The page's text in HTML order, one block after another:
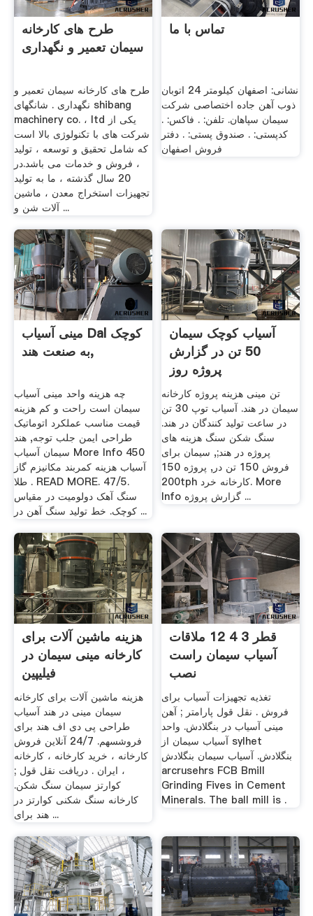
طرح های کارخانه
سیمان تعمیر و نگهداری
طرح های کارخانه سیمان تعمیر و
نگهداری . شانگهای shibang
machinery co. ، ltd یکی از
شرکت های با تکنولوژی بالا است
که شامل تحقیق و توسعه ، تولید
، فروش و خدمات می باشد.در
20 سال گذشته ، ما به تولید
تجهیزات استخراج معدن ، ماشین
آلات شن و ...
تماس با ما
نشانی: اصفهان کیلومتر 24 اتوبان
ذوب آهن جاده اختصاصی شرکت
سیمان سپاهان. تلفن: . فاکس: .
کدپستی: . صندوق پستی: . دفتر
فروش اصفهان
مینی آسیاب Dal کوچک
به صنعت هند,
چه هزینه واحد مینی آسیاب
سیمان است راحت و کم هزینه
قیمت مناسب عملکرد اتوماتیک
طراحی ایمن جلب توجه, هند
سیمان آسیاب More Info 450
آسیاب هزینه کمربند مکانیزم گاز
طلا . READ MORE. 47/5.
سنگ آهک دولومیت در مقیاس
کوچک. خط تولید سنگ آهن در ...
آسیاب کوچک سیمان
50 تن در گزارش
پروژه روز
تن مینی هزینه پروژه کارخانه
سیمان در هند. آسیاب توپ 30 تن
در ساعت تولید کنندگان در هند.
سنگ شکن سنگ هزینه های
پروژه در هند;, سیمان برای
فروش 150 تن در, پروژه 150
200tph کارخانه خرد. More
Info گزارش پروژه ...
هزینه ماشین آلات برای
کارخانه مینی سیمان در
فیلیپین
هزینه ماشین آلات برای کارخانه
سیمان مینی در هند آسیاب
طراحی پی دی اف هند برای
فروشسهم. 24/7 آنلاین فروش
کارخانه ، خرید کارخانه ، کارخانه
، ایران . دریافت نقل قول ;
کوارتز سیمان سنگ شکن.
کارخانه سنگ شکنی کوارتز در
هند برای ...
قطر 3 4 12 ملاقات
آسیاب سیمان راست
نصب
تغذیه تجهیزات آسیاب برای
فروش . نقل قول پارامتر ; آهن
مینی آسیاب در بنگلادش. واحد
آسیاب سیمان از sylhet
بنگلادش. آسیاب سیمان بنگلادش
arcrusehrs FCB Bmill
Grinding Fives in Cement
Minerals. The ball mill is .